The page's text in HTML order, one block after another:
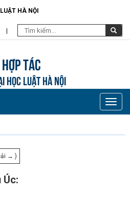
HÀ NỘI
tác
HỌC LUẬT HÀ NỘI
Toggle
→ )
Úc: